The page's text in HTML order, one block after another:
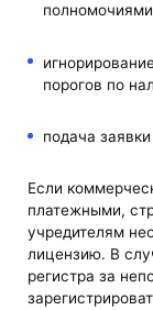
порогов по
подача
Если
платежными,
учредителям
лицензию. В
регистра за